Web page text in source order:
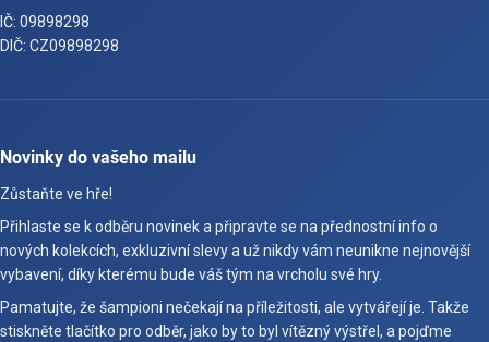
IČ: 09898298
DIČ: CZ09898298
Novinky do vašeho mailu
Zůstaňte ve hře!
Přihlaste se k odběru novinek a připravte se na přednostní info o
nových kolekcích, exkluzivní slevy a už nikdy vám neunikne nejnovější
vybavení, díky kterému bude váš tým na vrcholu své hry.
Pamatujte, že šampioni nečekají na příležitosti, ale vytvářejí je. Takže
stiskněte tlačítko pro odběr, jako by to byl vítězný výstřel, a pojďme